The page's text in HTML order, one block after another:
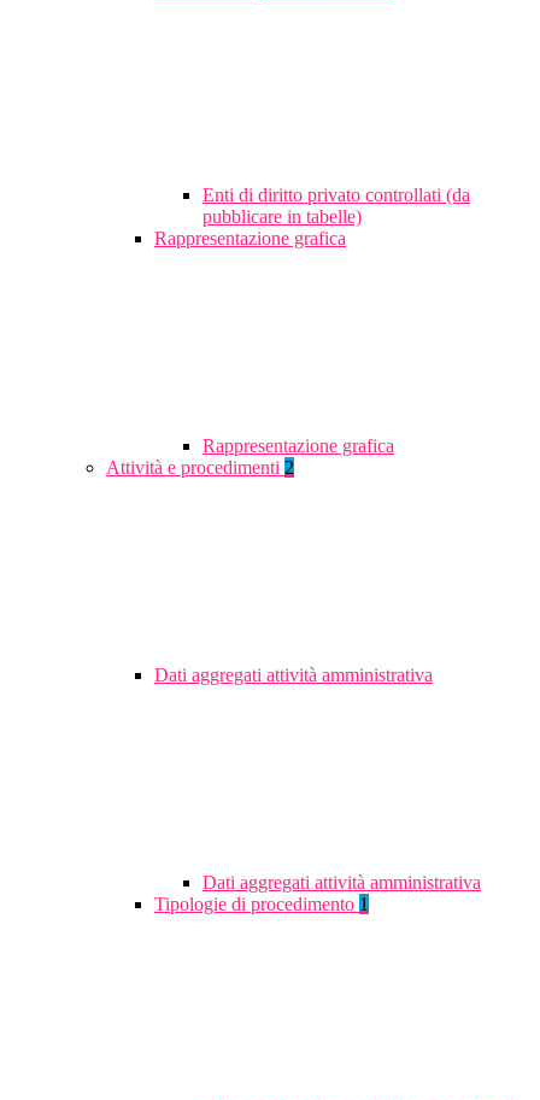
Enti di diritto privato controllati (da
pubblicare in tabelle)
Rappresentazione grafica
Rappresentazione grafica
Attività e procedimenti 2
Dati aggregati attività amministrativa
Dati aggregati attività amministrativa
Tipologie di procedimento 1